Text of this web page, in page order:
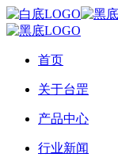
首页
关于台罡
产品中心
行业新闻